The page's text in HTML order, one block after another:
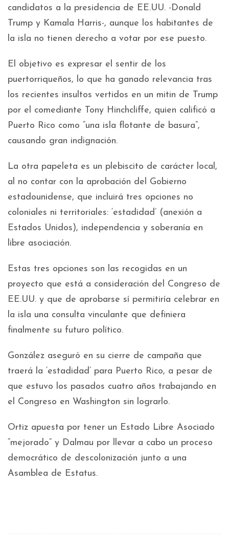
candidatos a la presidencia de EE.UU. -Donald
Trump y Kamala Harris-, aunque los habitantes de
la isla no tienen derecho a votar por ese puesto.
El objetivo es expresar el sentir de los
puertorriqueños, lo que ha ganado relevancia tras
los recientes insultos vertidos en un mitin de Trump
por el comediante Tony Hinchcliffe, quien calificó a
Puerto Rico como “una isla flotante de basura”,
causando gran indignación.
La otra papeleta es un plebiscito de carácter local,
al no contar con la aprobación del Gobierno
estadounidense, que incluirá tres opciones no
coloniales ni territoriales: ‘estadidad’ (anexión a
Estados Unidos), independencia y soberanía en
libre asociación.
Estas tres opciones son las recogidas en un
proyecto que está a consideración del Congreso de
EE.UU. y que de aprobarse sí permitiría celebrar en
la isla una consulta vinculante que definiera
finalmente su futuro político.
González aseguró en su cierre de campaña que
traerá la ‘estadidad’ para Puerto Rico, a pesar de
que estuvo los pasados cuatro años trabajando en
el Congreso en Washington sin lograrlo.
Ortiz apuesta por tener un Estado Libre Asociado
“mejorado” y Dalmau por llevar a cabo un proceso
democrático de descolonización junto a una
Asamblea de Estatus.